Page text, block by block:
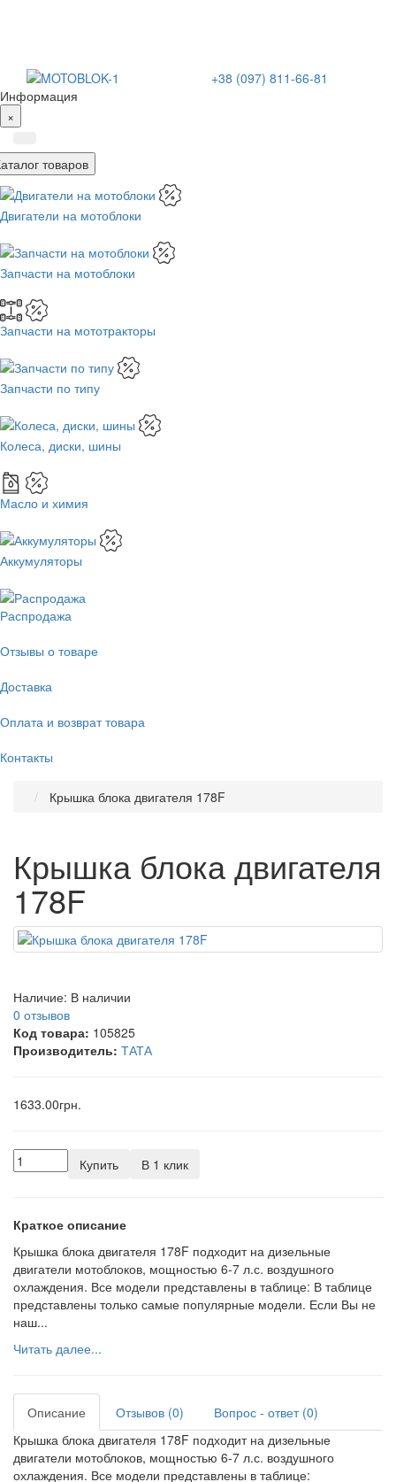
+38 (097) 811-66-81
Информация
×
товаров
Двигатели на мотоблоки
Запчасти на мотоблоки
Запчасти на мототракторы
Запчасти по типу
Колеса, диски, шины
Масло и химия
Аккумуляторы
Распродажа
Отзывы о товаре
Доставка
Оплата и возврат товара
Контакты
Крышка блока двигателя 178F
Крышка блока двигателя
178F
Наличие: В наличии
0 отзывов
Код товара: 105825
Производитель: ТАТА
1633.00грн.
Купить В 1 клик
Краткое описание
Крышка блока двигателя 178F подходит на дизельные
двигатели мотоблоков, мощностью 6-7 л.с. воздушного
охлаждения. Все модели представлены в таблице: В таблице
представлены только самые популярные модели. Если Вы не
наш...
Читать далее...
Описание Отзывов (0)
Вопрос - ответ (0)
Крышка блока двигателя 178F подходит на дизельные
двигатели мотоблоков, мощностью 6-7 л.с. воздушного
охлаждения. Все модели представлены в таблице: